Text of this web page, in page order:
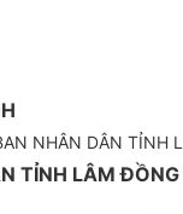
NHÂN DÂN
TỈNH LÂM ĐỒNG